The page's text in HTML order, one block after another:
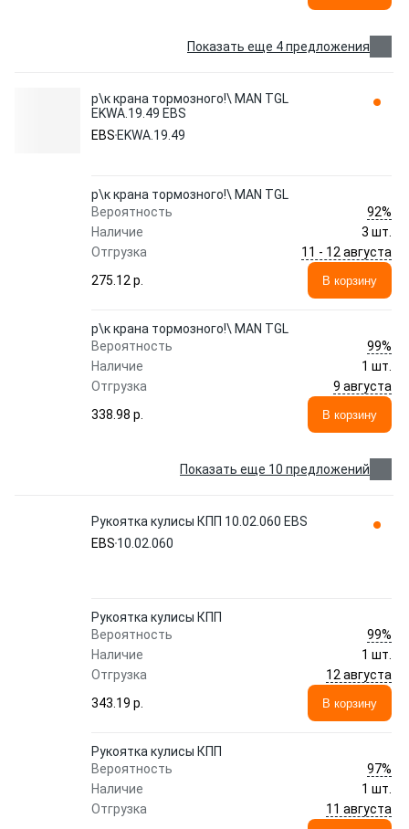
Показать еще 4 предложения
р\к крана тормозного!\ MAN TGL
EKWA.19.49 EBS
EBS EKWA.19.49
р\к крана тормозного!\ MAN TGL
Вероятность
92%
Наличие
3 шт.
Отгрузка
11 - 12 августа
275.12 p.
В корзину
р\к крана тормозного!\ MAN TGL
Вероятность
99%
Наличие
1 шт.
Отгрузка
9 августа
338.98 p.
В корзину
Показать еще 10 предложений
Рукоятка кулисы КПП 10.02.060 EBS
EBS 10.02.060
Рукоятка кулисы КПП
Вероятность
99%
Наличие
1 шт.
Отгрузка
12 августа
343.19 p.
В корзину
Рукоятка кулисы КПП
Вероятность
97%
Наличие
1 шт.
Отгрузка
11 августа